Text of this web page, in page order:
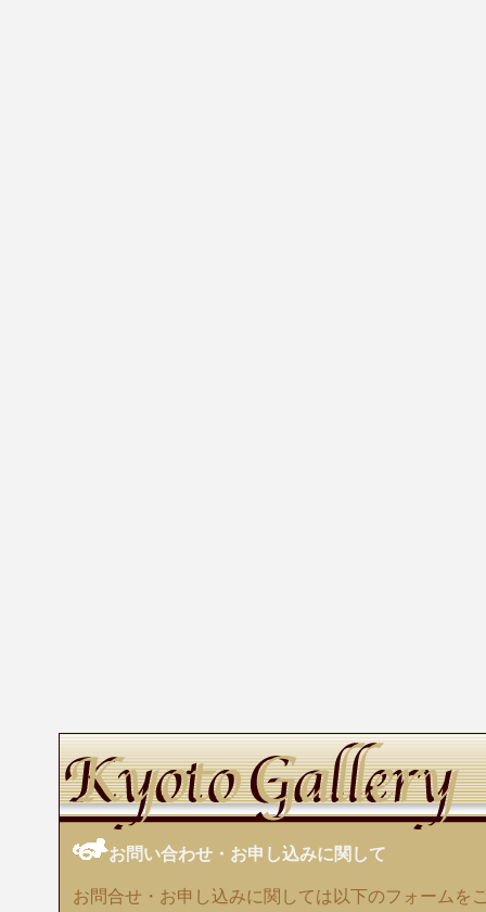
お問い合わせ・お申し込みに関して
お問合せ・お申し込みに関しては以下のフォームを